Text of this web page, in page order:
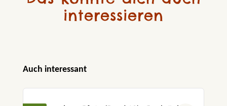
interessieren
Produktgalerie überspringen
Auch interessant